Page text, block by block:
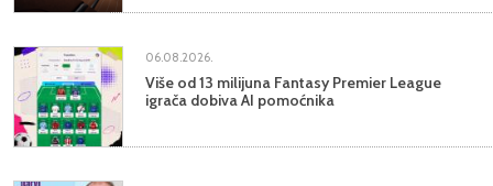
06.08.2026.
Više od 13 milijuna Fantasy Premier League
igrača dobiva AI pomoćnika